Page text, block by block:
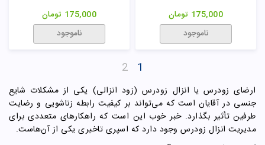
175,000 تومان
ناموجود
175,000 تومان
ناموجود
1
2
ارضای زودرس یا انزال زودرس (زود انزالی) یکی از مشکلات شایع
جنسی در آقایان است که می‌تواند بر کیفیت رابطه زناشویی و رضایت
طرفین تأثیر بگذارد. خبر خوب این است که راهکارهای متعددی برای
مدیریت انزال زودرس وجود دارد که اسپری تاخیری یکی از آن‌هاست.